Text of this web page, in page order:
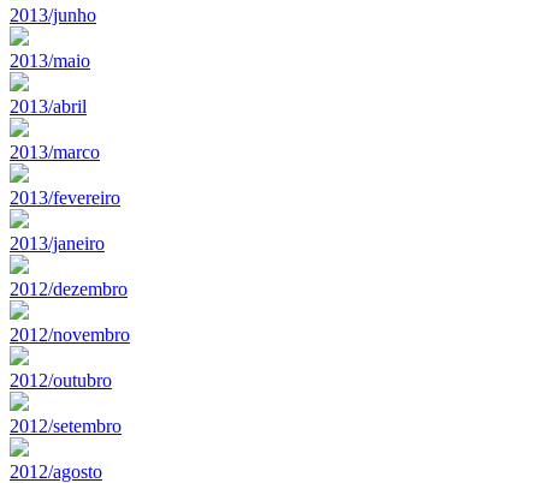
2013/junho
2013/maio
2013/abril
2013/marco
2013/fevereiro
2013/janeiro
2012/dezembro
2012/novembro
2012/outubro
2012/setembro
2012/agosto